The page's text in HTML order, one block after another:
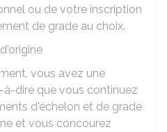
ou de votre inscription
de grade au choix.
vous avez une
à-dire que vous continuez
d'échelon et de grade
et vous concourez